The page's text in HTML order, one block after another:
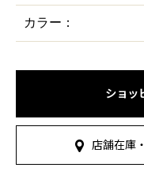
カラー：
ショッ
店舗在庫